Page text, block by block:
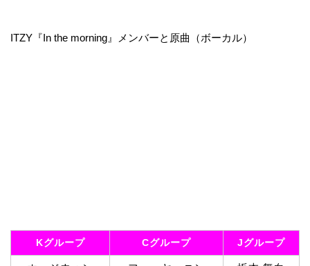
ITZY『In the morning』メンバーと原曲（ボーカル）
Kグループ Cグループ Jグループ